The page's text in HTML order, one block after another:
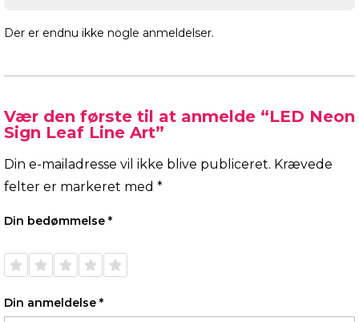
Der er endnu ikke nogle anmeldelser.
Vær den første til at anmelde “LED Neon
Sign Leaf Line Art”
Din e-mailadresse vil ikke blive publiceret. Krævede
felter er markeret med *
Din bedømmelse *
Din anmeldelse *